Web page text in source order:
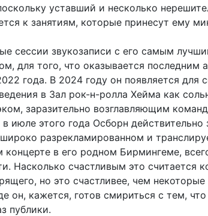
уставший и несколько
к занятиям, которые принесут ему
сессии звукозаписи с его самым
для того, что оказывается последним
года. В 2024 году он появляется для
в Зал рок-н-ролла Хейма как
заразительно возглавляющим
июле этого года Осборн действительно
разрекламированном и
в его родном Бирмингеме,
Насколько счастливым это считается
но это счастливее, чем
он, кажется, готов смириться с тем,
публики.